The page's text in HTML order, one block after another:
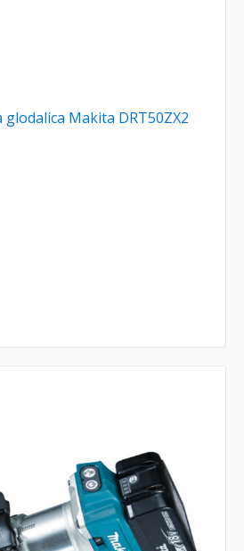
Makita DRT50ZX2